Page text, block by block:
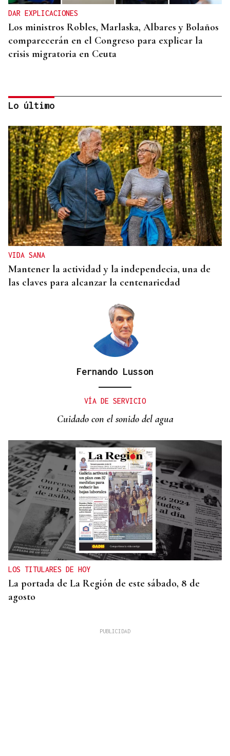
DAR EXPLICACIONES
Los ministros Robles, Marlaska, Albares y Bolaños
comparecerán en el Congreso para explicar la
crisis migratoria en Ceuta
"EN COORDINACIÓN CON EL GOBIERNO"
El PSOE garantiza que Felipe VI visitará Ceuta
“cuando sea oportuno”
Lo último
VIDA SANA
Mantener la actividad y la independecia, una de
las claves para alcanzar la centenariedad
Fernando Lusson
VÍA DE SERVICIO
Cuidado con el sonido del agua
LOS TITULARES DE HOY
La portada de La Región de este sábado, 8 de
agosto